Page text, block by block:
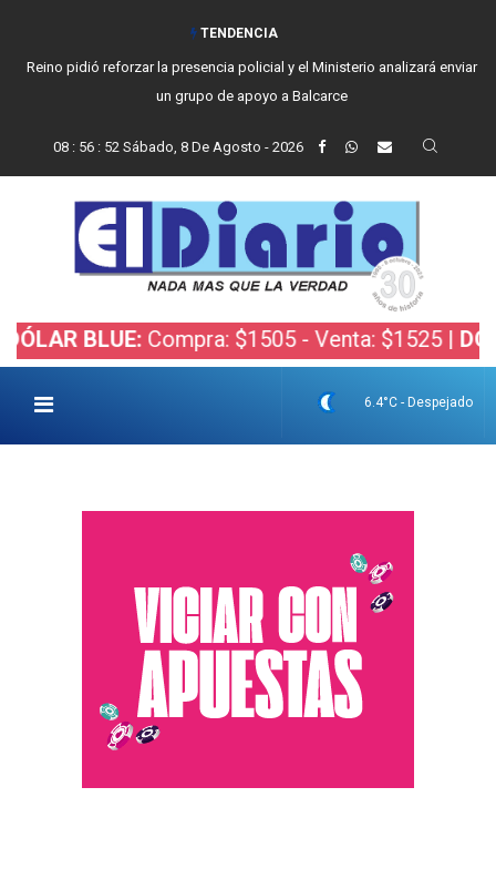
TENDENCIA
Reino pidió reforzar la presencia policial y el Ministerio analizará enviar
un grupo de apoyo a Balcarce
08 : 56 : 53 Sábado, 8 De Agosto - 2026
BLUE:Compra: $1505 - Venta: $1525 |DÓLAR
6.4°C - Despejado